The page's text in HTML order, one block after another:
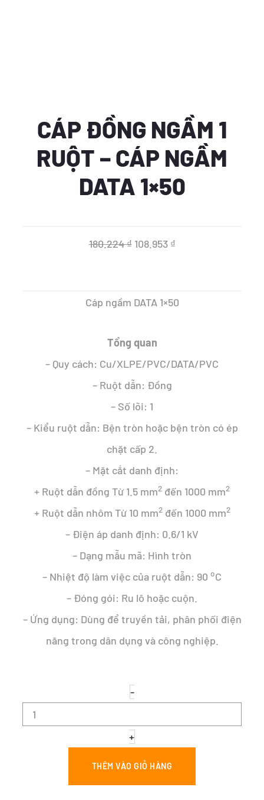
CÁP ĐỒNG NGẦM 1
RUỘT – CÁP NGẦM
DATA 1×50
180.224₫ Giá
180.224 ₫.
108.953 ₫Giá
là:
Cáp ngầm DATA 1×50
Tổng quan
– Quy cách: Cu/XLPE/PVC/DATA/PVC
– Ruột dẫn: Đồng
– Số lõi: 1
– Kiểu ruột dẫn: Bện tròn hoặc bện tròn có ép
chặt cấp 2.
– Mặt cắt danh định:
+ Ruột dẫn đồng Từ 1.5 mm2 đến 1000 mm2
+ Ruột dẫn nhôm Từ 10 mm2đến 1000 mm2
– Điện áp danh định: 0.6/1 kV
– Dạng mẫu mã: Hình tròn
– Nhiệt độ làm việc của ruột dẫn: 90 oC
– Đóng gói: Ru lô hoặc cuộn.
– Ứng dụng: Dùng để truyền tải, phân phối điện
năng trong dân dụng và công nghiệp.
-CÁP
ĐỒNG
RUỘT
–
NGẦM
+
THÊM VÀO GIỎ HÀNG